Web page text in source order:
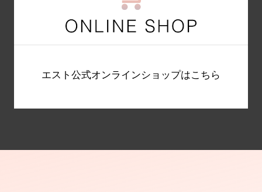
エスト公式オンラインショップはこちら